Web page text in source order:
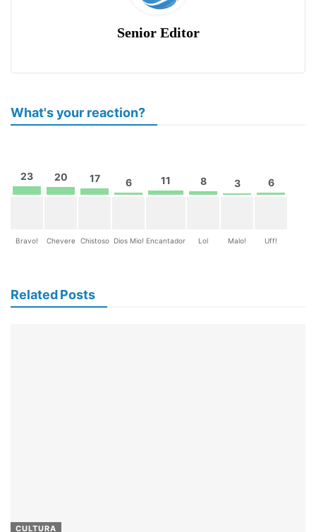
Senior Editor
What's your reaction?
23
Bravo!
20
Chevere
17
Chistoso
6
Dios Mio!
11
Encantador
8
Lol
3
Malo!
6
Uff!
Related Posts
CULTURA